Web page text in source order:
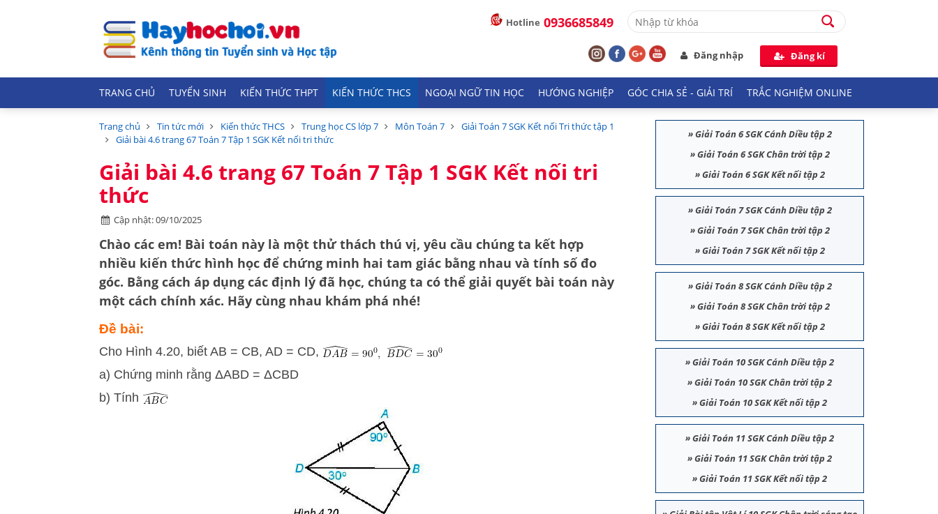
Hotline 0936685849
Đăng nhập Đăng kí
TRANG CHỦ TUYỂN SINH KIẾN THỨC THPT KIẾN THỨC THCS NGOẠI NGỮ TIN HỌC HƯỚNG NGHIỆP GÓC CHIA SẺ - GIẢI TRÍ TRẮC NGHIỆM ONLINE
Trang chủ Tin tức mới Kiến thức THCS Trung học CS lớp 7 Môn Toán 7
Giải Toán 7 SGK Kết nối Tri thức tập 1
Giải bài 4.6 trang 67 Toán 7 Tập 1 SGK Kết nối tri thức
Giải bài 4.6 trang 67 Toán 7 Tập 1 SGK Kết nối tri
thức
Cập nhật: 09/10/2025
Chào các em! Bài toán này là một thử thách thú vị, yêu cầu chúng ta kết hợp
nhiều kiến thức hình học để chứng minh hai tam giác bằng nhau và tính số đo
góc. Bằng cách áp dụng các định lý đã học, chúng ta có thể giải quyết bài toán này
một cách chính xác. Hãy cùng nhau khám phá nhé!
Đề bài:
Cho Hình 4.20, biết AB = CB, AD = CD,
a) Chứng minh rằng ΔABD = ΔCBD
b) Tính
»Giải Toán 6 SGK Cánh Diều tập 2
»Giải Toán 6 SGK Chân trời tập 2
»Giải Toán 6 SGK Kết nối tập 2
»Giải Toán 7 SGK Cánh Diều tập 2
»Giải Toán 7 SGK Chân trời tập 2
»Giải Toán 7 SGK Kết nối tập 2
»Giải Toán 8 SGK Cánh Diều tập 2
»Giải Toán 8 SGK Chân trời tập 2
»Giải Toán 8 SGK Kết nối tập 2
»Giải Toán 10 SGK Cánh Diều tập 2
»Giải Toán 10 SGK Chân trời tập 2
»Giải Toán 10 SGK Kết nối tập 2
»Giải Toán 11 SGK Cánh Diều tập 2
»Giải Toán 11 SGK Chân trời tập 2
»Giải Toán 11 SGK Kết nối tập 2